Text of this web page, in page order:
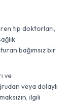
tıp doktorları,
bağımsız bir
ve
veya dolaylı
ilgili